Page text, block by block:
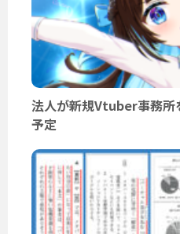
法人が新規Vtuber事務所
予定